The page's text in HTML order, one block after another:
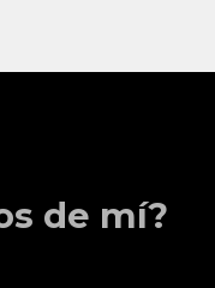
de mí?